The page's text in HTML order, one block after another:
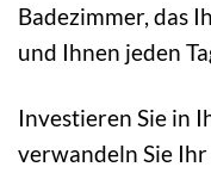
Badezimmer, das
und Ihnen jeden
Investieren Sie in
verwandeln Sie